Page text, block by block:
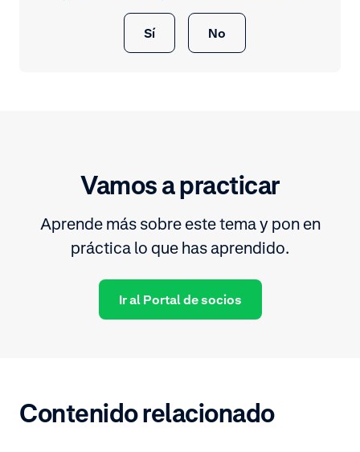
Sí No
Vamos a practicar
Aprende más sobre este tema y pon en
práctica lo que has aprendido.
Ir al Portal de socios
Contenido relacionado